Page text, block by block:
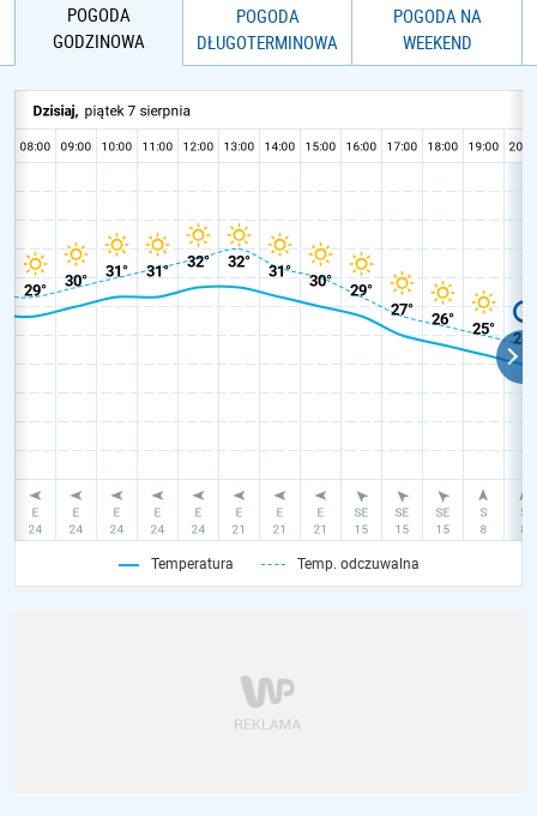
POGODA
GODZINOWA
POGODA
DŁUGOTERMINOWA
POGODA NA
WEEKEND
Temperatura Temp. odczuwalna